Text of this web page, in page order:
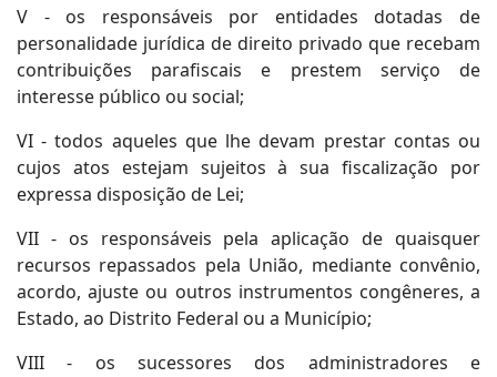
V - os responsáveis por entidades dotadas de
personalidade jurídica de direito privado que recebam
contribuições parafiscais e prestem serviço de
interesse público ou social;
VI - todos aqueles que lhe devam prestar contas ou
cujos atos estejam sujeitos à sua fiscalização por
expressa disposição de Lei;
VII - os responsáveis pela aplicação de quaisquer
recursos repassados pela União, mediante convênio,
acordo, ajuste ou outros instrumentos congêneres, a
Estado, ao Distrito Federal ou a Município;
VIII - os sucessores dos administradores e